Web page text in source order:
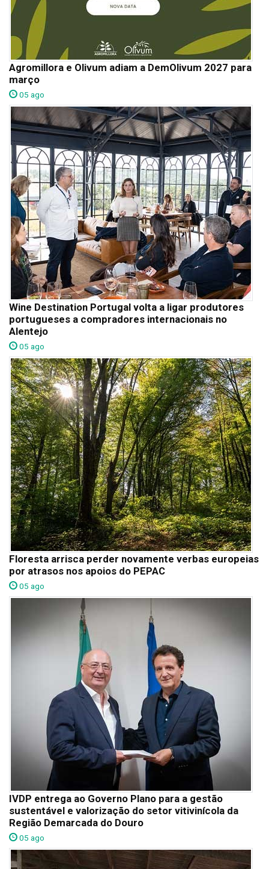
Agromillora e Olivum adiam a DemOlivum 2027 para
março
05 ago
Wine Destination Portugal volta a ligar produtores
portugueses a compradores internacionais no
Alentejo
05 ago
Floresta arrisca perder novamente verbas europeias
por atrasos nos apoios do PEPAC
05 ago
IVDP entrega ao Governo Plano para a gestão
sustentável e valorização do setor vitivinícola da
Região Demarcada do Douro
05 ago